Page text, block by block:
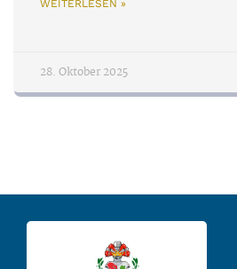
WEITERLESEN »
28. Oktober 2025